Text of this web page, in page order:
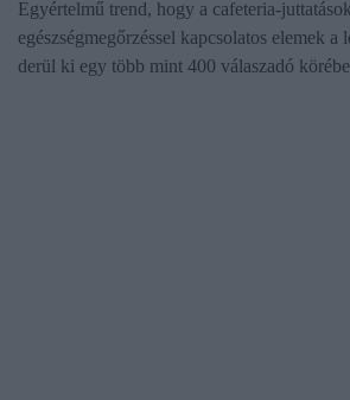
Egyértelmű trend, hogy a cafeteria-
egészségmegőrzéssel kapcsolatos elemek a
derül ki egy több mint 400 válaszadó